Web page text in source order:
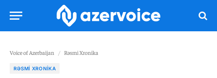
Voice of Azerbaijan / Rəsmi Xronika
RƏSMI XRONIKA